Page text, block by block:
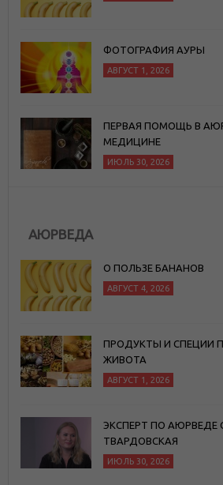
ФОТОГРАФИЯ АУРЫ
АВГУСТ 1, 2026
ПЕРВАЯ ПОМОЩЬ В
МЕДИЦИНЕ
ИЮЛЬ 30, 2026
АЮРВЕДА
О ПОЛЬЗЕ БАНАНОВ
АВГУСТ 4, 2026
ПРОДУКТЫ И СПЕЦИИ
ЖИВОТА
АВГУСТ 1, 2026
ЭКСПЕРТ ПО АЮРВЕДЕ
ТВАРДОВСКАЯ
ИЮЛЬ 30, 2026